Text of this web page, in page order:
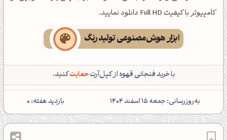
کامپیوتر با کیفیت Full HD دانلود نمایید.
ابزار هوش‌مصنوعی تولید رنگ
با خرید فنجانی قهوه از کپل‌آرتحمایتکنید.
‌به‌روزرسانی: جمعه 15 اسفند 1404 بازدید هفته:0